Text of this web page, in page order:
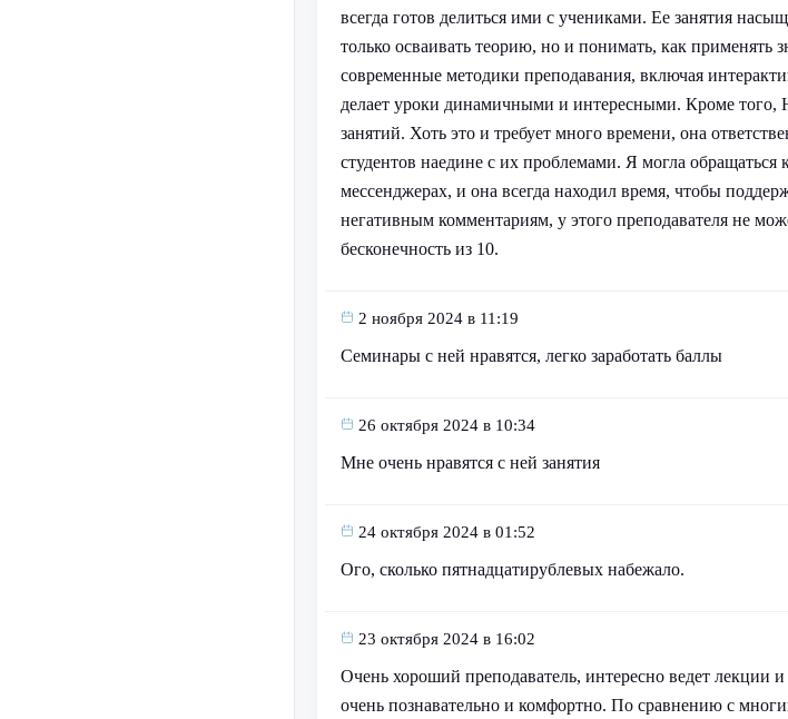
всегда готов делиться ими с учениками. Ее занятия
только осваивать теорию, но и понимать, как применять
современные методики преподавания, включая
делает уроки динамичными и интересными. Кроме того,
занятий. Хоть это и требует много времени, она
студентов наедине с их проблемами. Я могла
мессенджерах, и она всегда находил время, чтобы
негативным комментариям, у этого преподавателя не
бесконечность из 10.
2 ноября 2024 в 11:19
Семинары с ней нравятся, легко заработать баллы
26 октября 2024 в 10:34
Мне очень нравятся с ней занятия
24 октября 2024 в 01:52
Ого, сколько пятнадцатирублевых набежало.
23 октября 2024 в 16:02
Очень хороший преподаватель, интересно ведет лекции
очень познавательно и комфортно. По сравнению с